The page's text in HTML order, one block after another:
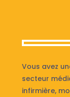
Vous avez
secteur
infirmière,